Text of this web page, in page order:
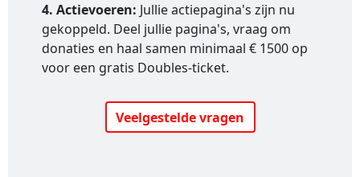
4. Actievoeren: Jullie actiepagina's zijn nu
gekoppeld. Deel jullie pagina's, vraag om
donaties en haal samen minimaal € 1500 op
voor een gratis Doubles-ticket.
Veelgestelde vragen